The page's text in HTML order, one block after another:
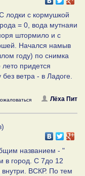
лодки с кормушкой
= 0, вода мутнаяи
штормило и с
Начался намыв
году) по снимка
придется
ветра - в Ладоге.
Лёха Пит
названием - "
в город. С 7до 12
ВСКР. По тем